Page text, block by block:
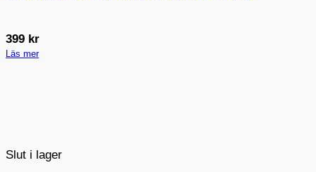
Slut i lager
399 kr
Läs mer